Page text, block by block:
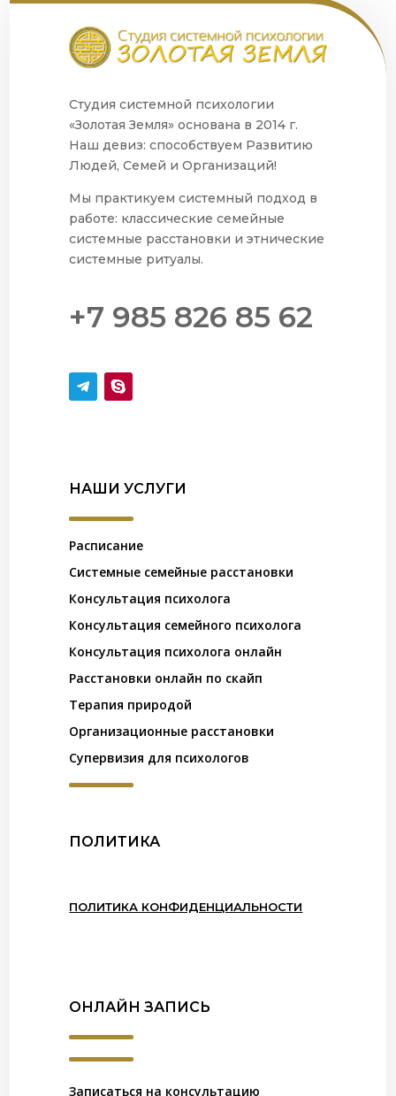
Студия системной психологии
«Золотая Земля» основана в 2014 г.
Наш девиз: способствуем Развитию
Людей, Семей и Организаций!
Мы практикуем системный подход в
работе: классические семейные
системные расстановки и этнические
системные ритуалы.
+7 985 826 85 62
НАШИ УСЛУГИ
Расписание
Системные семейные расстановки
Консультация психолога
Консультация семейного психолога
Консультация психолога онлайн
Расстановки онлайн по скайп
Терапия природой
Организационные расстановки
Супервизия для психологов
ПОЛИТИКА
ПОЛИТИКА КОНФИДЕНЦИАЛЬНОСТИ
ОНЛАЙН ЗАПИСЬ
Записаться на консультацию